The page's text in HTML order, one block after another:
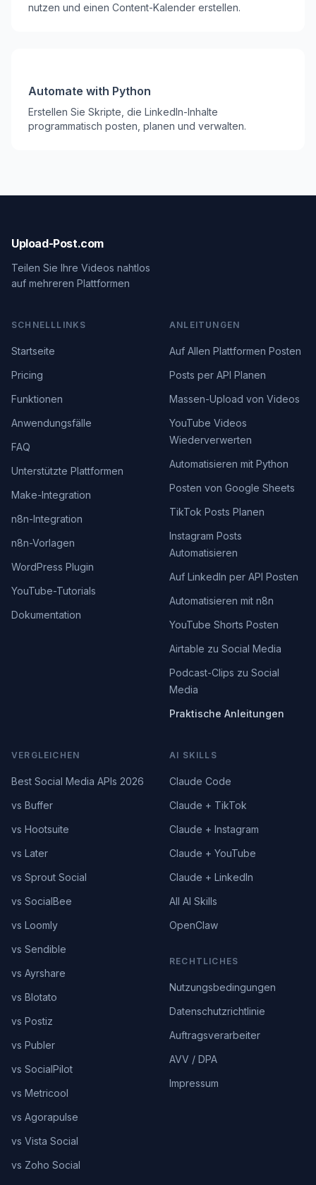
nutzen und einen Content-Kalender erstellen.
Automate with Python
Erstellen Sie Skripte, die LinkedIn-Inhalte
programmatisch posten, planen und verwalten.
Upload-Post.com
Teilen Sie Ihre Videos nahtlos
auf mehreren Plattformen
SCHNELLLINKS
Startseite
Pricing
Funktionen
Anwendungsfälle
FAQ
Unterstützte Plattformen
Make-Integration
n8n-Integration
n8n-Vorlagen
WordPress Plugin
YouTube-Tutorials
Dokumentation
ANLEITUNGEN
Auf Allen Plattformen Posten
Posts per API Planen
Massen-Upload von Videos
YouTube Videos
Wiederverwerten
Automatisieren mit Python
Posten von Google Sheets
TikTok Posts Planen
Instagram Posts
Automatisieren
Auf LinkedIn per API Posten
Automatisieren mit n8n
YouTube Shorts Posten
Airtable zu Social Media
Podcast-Clips zu Social
Media
Praktische Anleitungen
VERGLEICHEN
Best Social Media APIs 2026
vs Buffer
vs Hootsuite
vs Later
vs Sprout Social
vs SocialBee
vs Loomly
vs Sendible
vs Ayrshare
vs Blotato
vs Postiz
vs Publer
vs SocialPilot
vs Metricool
vs Agorapulse
vs Vista Social
vs Zoho Social
AI SKILLS
Claude Code
Claude + TikTok
Claude + Instagram
Claude + YouTube
Claude + LinkedIn
All AI Skills
OpenClaw
RECHTLICHES
Nutzungsbedingungen
Datenschutzrichtlinie
Auftragsverarbeiter
AVV / DPA
Impressum